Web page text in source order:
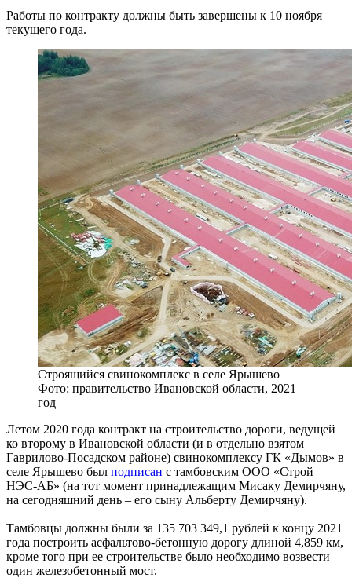
Работы по контракту должны быть завершены к 10 ноября
текущего года.
Строящийся свинокомплекс в селе Ярышево
Фото: правительство Ивановской области, 2021
год
Летом 2020 года контракт на строительство дороги, ведущей
ко второму в Ивановской области (и в отдельно взятом
Гаврилово-Посадском районе) свинокомплексу ГК «Дымов» в
селе Ярышево был подписан с тамбовским ООО «Строй
НЭС-АБ» (на тот момент принадлежащим Мисаку Демирчяну,
на сегодняшний день – его сыну Альберту Демирчяну).
Тамбовцы должны были за 135 703 349,1 рублей к концу 2021
года построить асфальтово-бетонную дорогу длиной 4,859 км,
кроме того при ее строительстве было необходимо возвести
один железобетонный мост.